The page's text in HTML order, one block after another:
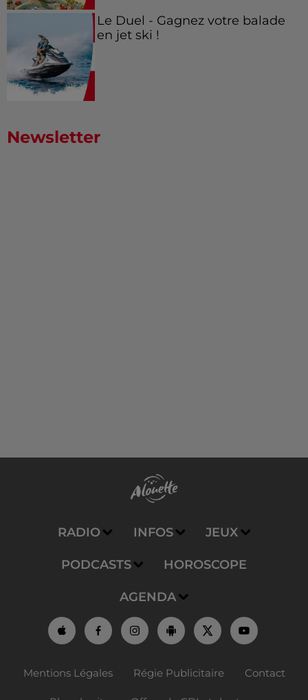
Le Duel - Gagnez votre balade
en jet ski !
Newsletter
RADIO INFOS JEUX
PODCASTS HOROSCOPE
AGENDA
Mentions Légales Régie Publicitaire Contact